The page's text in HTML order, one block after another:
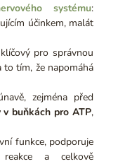
systému:
účinkem, malát
pro správnou
to tím, že napomáhá
zejména před
v buňkách pro ATP,
funkce, podporuje
reakce a celkově